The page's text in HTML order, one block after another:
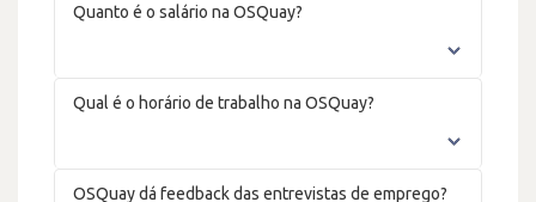
Quanto é o salário na OSQuay?
Qual é o horário de trabalho na OSQuay?
OSQuay dá feedback das entrevistas de emprego?